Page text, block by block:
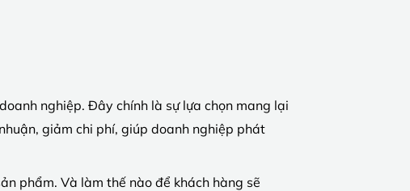
nghiệp. Đây chính là sự lựa chọn mang lại
giảm chi phí, giúp doanh nghiệp phát
phẩm. Và làm thế nào để khách hàng sẽ